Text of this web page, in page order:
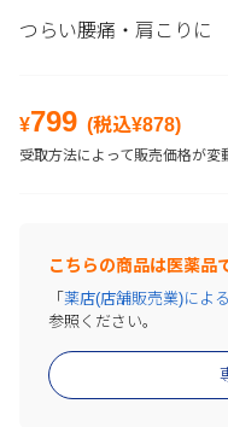
つらい腰痛・肩こりに
¥799 (税込¥878)
受取方法によって販売価格が変
こちらの商品は医薬品
「 薬店(店舗販売業)によ
参照ください。